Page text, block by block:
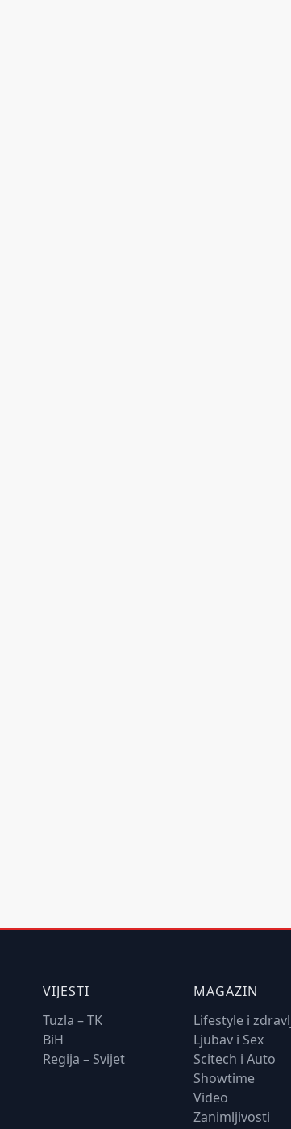
VIJESTI
Tuzla – TK
BiH
Regija – Svijet
MAGAZIN
Lifestyle i
Ljubav i Sex
Scitech i Auto
Showtime
Video
Zanimljivosti